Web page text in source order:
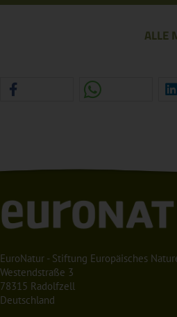
ALLE
EuroNatur - Stiftung Europäisches
Westendstraße 3
78315 Radolfzell
Deutschland